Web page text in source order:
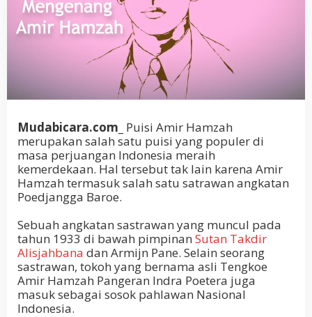
Mudabicara.com_ Puisi Amir Hamzah
merupakan salah satu puisi yang populer di
masa perjuangan Indonesia meraih
kemerdekaan. Hal tersebut tak lain karena Amir
Hamzah termasuk salah satu satrawan angkatan
Poedjangga Baroe.
Sebuah angkatan sastrawan yang muncul pada
tahun 1933 di bawah pimpinan Sutan Takdir
Alisjahbana dan Armijn Pane. Selain seorang
sastrawan, tokoh yang bernama asli Tengkoe
Amir Hamzah Pangeran Indra Poetera juga
masuk sebagai sosok pahlawan Nasional
Indonesia.